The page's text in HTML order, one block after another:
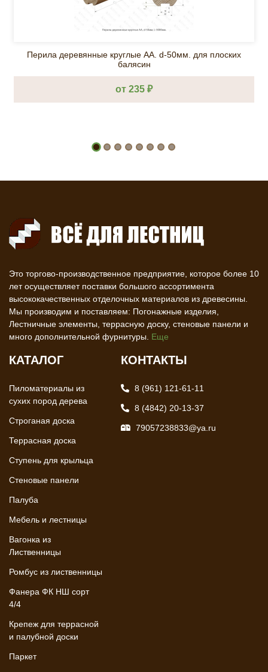
Перила деревянные круглые AA. d-50мм. для плоских
балясин
от 235 ₽
Это торгово-производственное предприятие, которое более 10
лет осуществляет поставки большого ассортимента
высококачественных отделочных материалов из древесины.
Мы производим и поставляем: Погонажные изделия,
Лестничные элементы, террасную доску, стеновые панели и
много дополнительной фурнитуры. Еще
КАТАЛОГ
Пиломатериалы из
сухих пород дерева
Строганая доска
Террасная доска
Ступень для крыльца
Стеновые панели
Палуба
Мебель и лестницы
Вагонка из
Лиственницы
Ромбус из лиственницы
Фанера ФК НШ сорт
4/4
Крепеж для террасной
и палубной доски
Паркет
КОНТАКТЫ
8 (961) 121-61-11
8 (4842) 20-13-37
79057238833@ya.ru